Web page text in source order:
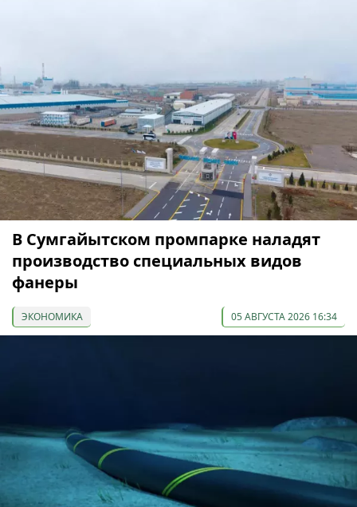
В Сумгайытском промпарке наладят
производство специальных видов
фанеры
ЭКОНОМИКА 05 АВГУСТА 2026 16:34